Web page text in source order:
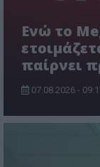
Ενώ το
παίρνει
07.08.2026 -